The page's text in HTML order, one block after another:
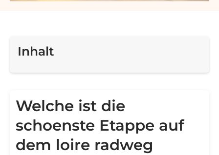
Inhalt
Welche ist die
schoenste Etappe auf
dem loire radweg